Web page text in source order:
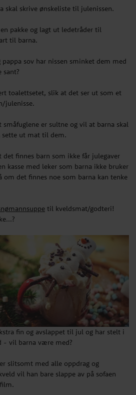
snømann/julenisse.
er sultne og vil at barna skal
med å sette ut mat til dem.
det finnes barn som ikke får julegaver
kasse med leker som barna ikke bruker
seg å gi bort.
Barna vil vel smake...?
fin og avslappet til jul og har stelt i
spakveld - vil barna være med?
det er slitsomt med alle oppdrag og
i kveld vil han bare slappe av på sofaen
med popkorn og film.
i nærområdet og har lagt
varme klær, kaffe og kaker.
og har lagt frem barnas
skøyter og har pakket bagen med hele
skøyter, hjelmer, kaffe og kaker.
skal skrive ønskeliste til julenissen.
pakke og lagt ut ledetråder til
til barna.
sov har nissen sminket dem med
sant?
toalettsetet, slik at det ser ut som et
julenisse.
småfuglene er sultne og vil at barna skal
sette ut mat til dem.
det finnes barn som ikke får julegaver
kasse med leker som barna ikke bruker
om det finnes noe som barna kan tenke
til kveldsmat/godteri!
fin og avslappet til jul og har stelt i
- vil barna være med?
slitsomt med alle oppdrag og
vil han bare slappe av på sofaen